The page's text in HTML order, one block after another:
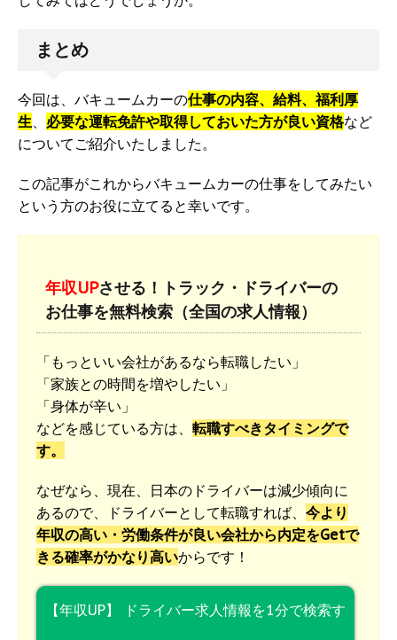
まとめ
今回は、バキュームカーの仕事の内容、給料、福利厚
生
必要な運転免許や取得しておいた方が良い資格など
についてご紹介いたしました。
この記事がこれからバキュームカーの仕事をしてみたい
という方のお役に立てると幸いです。
年収UPさせる！トラック・ドライバーの
お仕事を無料検索（全国の求人情報）
「もっといい会社があるなら転職したい」
「家族との時間を増やしたい」
「身体が辛い」
などを感じている方は、 転職すべきタイミングで
す。
なぜなら、現在、日本のドライバーは減少傾向に
あるので、ドライバーとして転職すれば、 今より
年収の高い・労働条件が良い会社から内定をGetで
きる確率がかなり高いからです！
【年収UP】 ドライバー求人情報を1分で検索す